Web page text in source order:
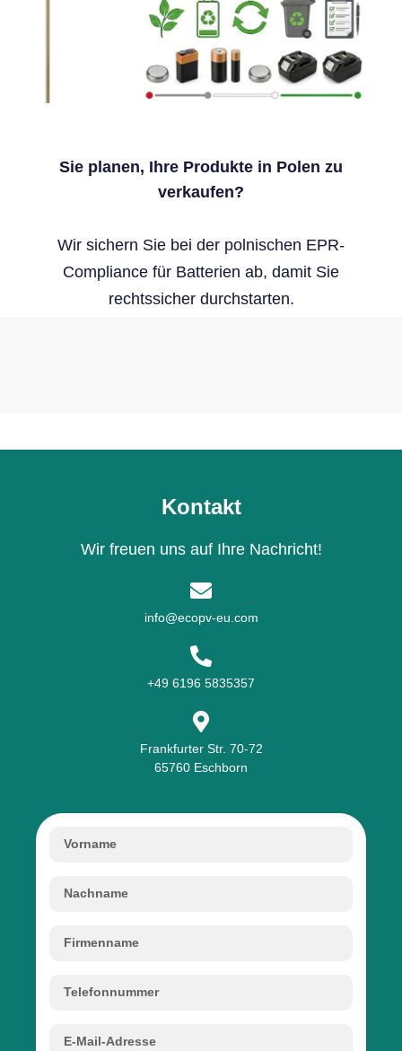
Sie planen, Ihre Produkte in Polen zu
verkaufen?
Wir sichern Sie bei der polnischen EPR-
Compliance für Batterien ab, damit Sie
rechtssicher durchstarten.
Kontakt
Wir freuen uns auf Ihre Nachricht!
info@ecopv-eu.com
+49 6196 5835357
Frankfurter Str. 70-72
65760 Eschborn